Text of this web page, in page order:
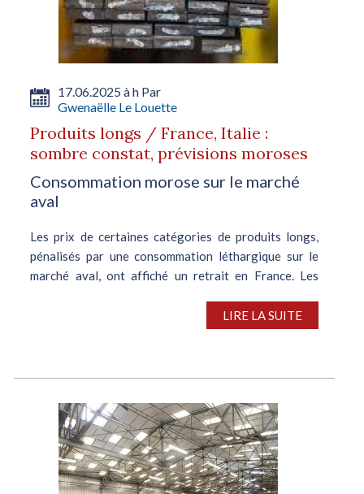
17.06.2025 à h Par
Gwenaëlle Le Louette
Produits longs / France, Italie :
sombre constat, prévisions moroses
Consommation morose sur le marché
aval
Les prix de certaines catégories de produits longs,
pénalisés par une consommation léthargique sur le
marché aval, ont affiché un retrait en France. Les
LIRE LA SUITE